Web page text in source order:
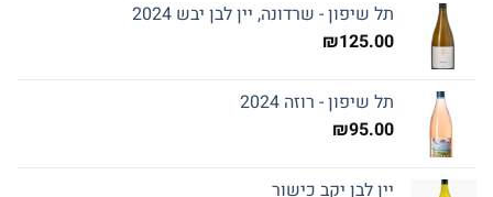
תל שיפון - שרדונה, יין לבן יבש 2024
₪125.00
תל שיפון - רוזה 2024
₪95.00
יין לבן יקב כישור